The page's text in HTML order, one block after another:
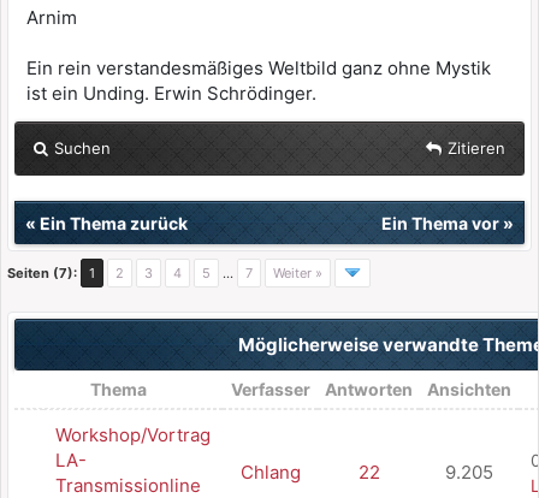
Arnim
Ein rein verstandesmäßiges Weltbild ganz ohne Mystik
ist ein Unding. Erwin Schrödinger.
Suchen Zitieren
« Ein Thema zurück Ein Thema vor»
Seiten (7): 1 2 3 4 5 … 7 Weiter »
Möglicherweise verwandte
Thema Verfasser Antworten Ansichten
Workshop/Vortrag
LA-
Transmissionline
Chlang 22 9.205